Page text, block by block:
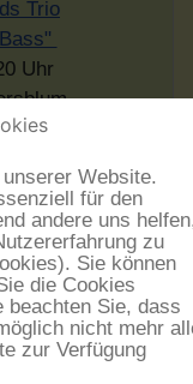
Trio
Uhr
Website.
für den
andere uns
zu
Sie können
die Cookies
beachten Sie, dass
nicht mehr
zur Verfügung